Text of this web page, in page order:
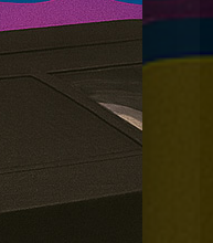
MDG 20 Télécommande
MDG 19 Cartes à